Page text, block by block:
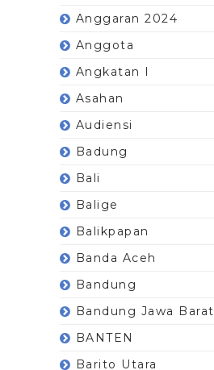
Anggaran 2024
Anggota
Angkatan I
Asahan
Audiensi
Badung
Bali
Balige
Balikpapan
Banda Aceh
Bandung
Bandung Jawa Barat
BANTEN
Barito Utara